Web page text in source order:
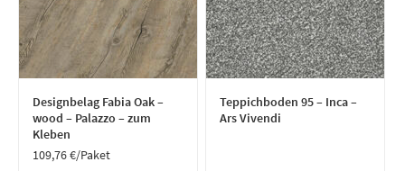
Designbelag Fabia Oak –
wood – Palazzo – zum
Kleben
109,76€/Paket
Teppichboden 95 – Inca –
Ars Vivendi